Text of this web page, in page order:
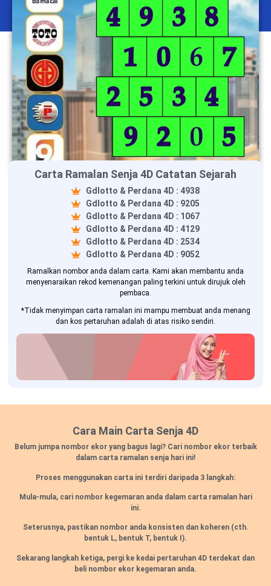
Carta Ramalan Senja 4D Catatan Sejarah
Gdlotto & Perdana 4D : 4938
Gdlotto & Perdana 4D : 9205
Gdlotto & Perdana 4D : 1067
Gdlotto & Perdana 4D : 4129
Gdlotto & Perdana 4D : 2534
Gdlotto & Perdana 4D : 9052
Ramalkan nombor anda dalam carta. Kami akan membantu anda
menyenaraikan rekod kemenangan paling terkini untuk dirujuk oleh
pembaca.
*Tidak menyimpan carta ramalan ini mampu membuat anda menang
dan kos pertaruhan adalah di atas risiko sendiri.
Cara Main Carta Senja 4D
Belum jumpa nombor ekor yang bagus lagi? Cari nombor ekor terbaik
dalam carta ramalan senja hari ini!
Proses menggunakan carta ini terdiri daripada 3 langkah:
Mula-mula, cari nombor kegemaran anda dalam carta ramalan hari
ini.
Seterusnya, pastikan nombor anda konsisten dan koheren (cth.
bentuk L, bentuk T, bentuk I).
Sekarang langkah ketiga, pergi ke kedai pertaruhan 4D terdekat dan
beli nombor ekor kegemaran anda.